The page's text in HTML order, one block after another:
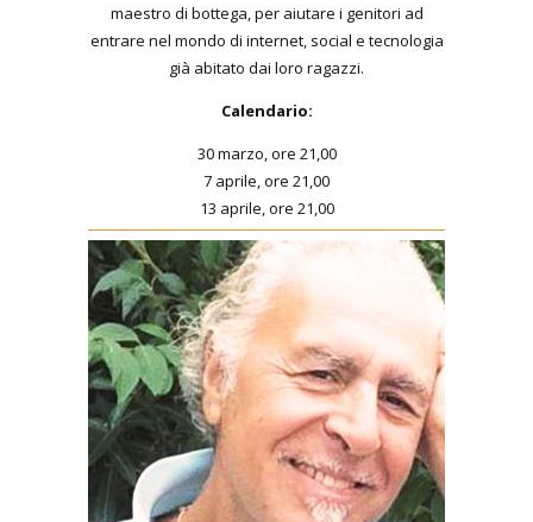
maestro di bottega, per aiutare i genitori ad
entrare nel mondo di internet, social e tecnologia
già abitato dai loro ragazzi.
Calendario:
30 marzo, ore 21,00
7 aprile, ore 21,00
13 aprile, ore 21,00